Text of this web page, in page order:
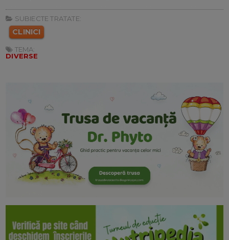
SUBIECTE TRATATE:
CLINICI
TEMA:
DIVERSE